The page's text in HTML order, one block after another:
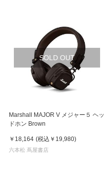
SOLD OUT
Marshall MAJOR V メジャー５ ヘッ
ドホン Brown
￥18,164 (税込 ￥19,980)
六本松 蔦屋書店